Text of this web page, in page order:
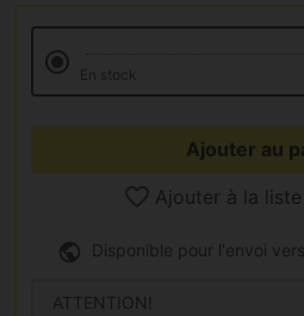
En stock
Ajouter au
Ajouter à la
Disponible pour l'envoi
ATTENTION!